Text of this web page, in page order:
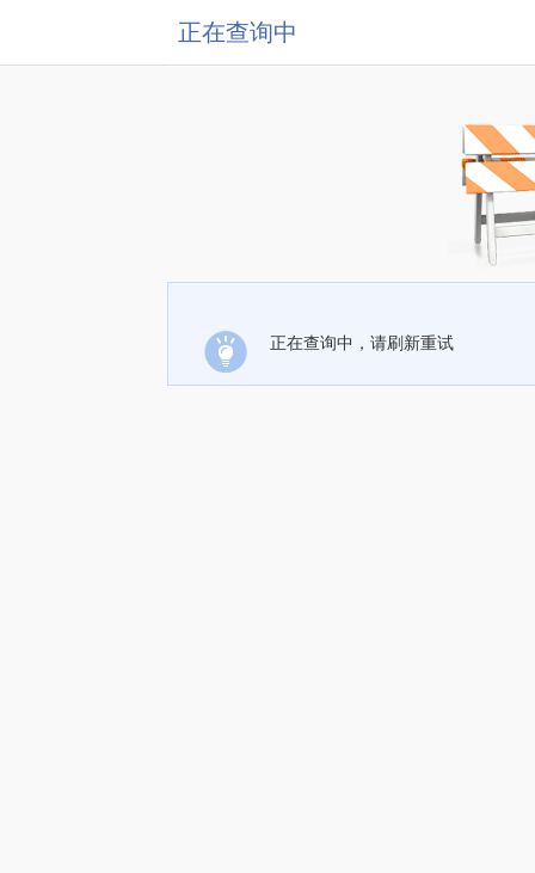
正在查询中
正在查询中，请刷新重试